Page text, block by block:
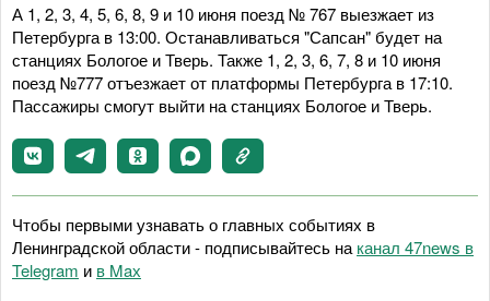
А 1, 2, 3, 4, 5, 6, 8, 9 и 10 июня поезд № 767 выезжает из
Петербурга в 13:00. Останавливаться "Сапсан" будет на
станциях Бологое и Тверь. Также 1, 2, 3, 6, 7, 8 и 10 июня
поезд №777 отъезжает от платформы Петербурга в 17:10.
Пассажиры смогут выйти на станциях Бологое и Тверь.
Чтобы первыми узнавать о главных событиях в
Ленинградской области - подписывайтесь на канал 47news в
Telegram и в Maх